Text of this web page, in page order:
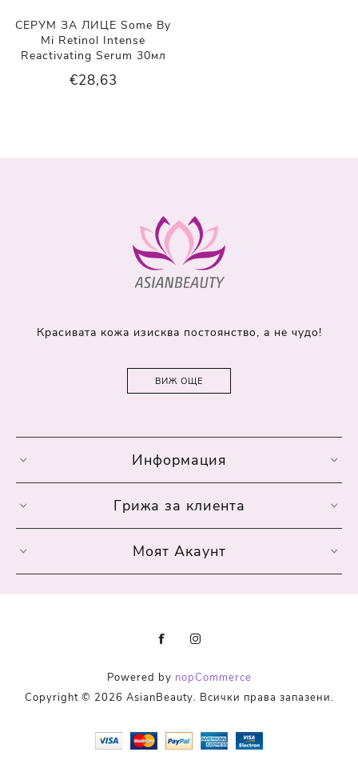
СЕРУМ ЗА ЛИЦЕ Some By
Mi Retinol Intense
Reactivating Serum 30мл
€28,63
Красивата кожа изисква постоянство, а не чудо!
ВИЖ ОЩЕ
Информация
Грижа за клиента
Моят Акаунт
Powered by nopCommerce
Copyright © 2026 AsianBeauty. Всички права запазени.